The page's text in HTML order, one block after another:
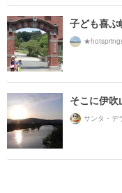
子ども喜ぶ
そこに伊